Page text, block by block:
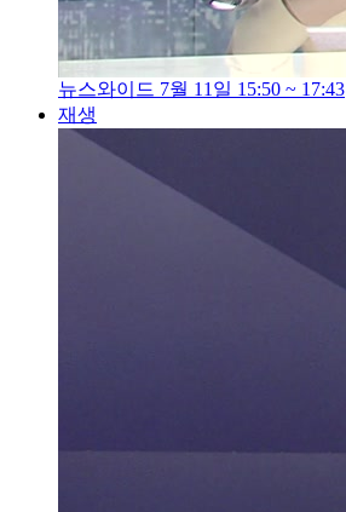
뉴스와이드 7월 11일 15:50 ~ 17:43
재생